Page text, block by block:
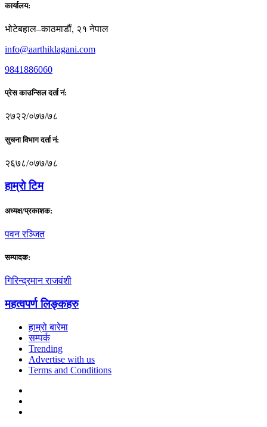
कार्यालय:
भोटेबहाल–काठमाडौं, २१ नेपाल
info@aarthiklagani.com
9841886060
प्रेस काउन्सिल दर्ता नं:
२७२२/०७७/७८
सुचना विभाग दर्ता नं:
२६७८/०७७/७८
हाम्राे टिम
अध्यक्ष/प्रकाशक:
पवन रञ्जित
सम्पादक:
गिरिन्द्रमान राजवंशी
महत्वपर्ण लिङ्कहरु
हाम्रो बारेमा
सम्पर्क
Trending
Advertise with us
Terms and Conditions